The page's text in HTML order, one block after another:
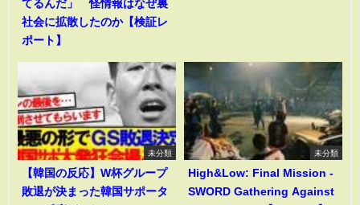
てるんだ」 怪情報はなぜ裏
社会に拡散したのか【検証レ
ポート】
未分類
【韓国の反応】W杯グループ
敗退が決まった韓国サポータ
未分類
High&Low: Final Mission -
SWORD Gathering Against